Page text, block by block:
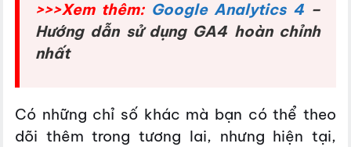
>>>Xem thêm: Google Analytics 4–
Hướng dẫn sử dụng GA4 hoàn chỉnh
nhất
Có những chỉ số khác mà bạn có thể theo
dõi thêm trong tương lai, nhưng hiện tại,